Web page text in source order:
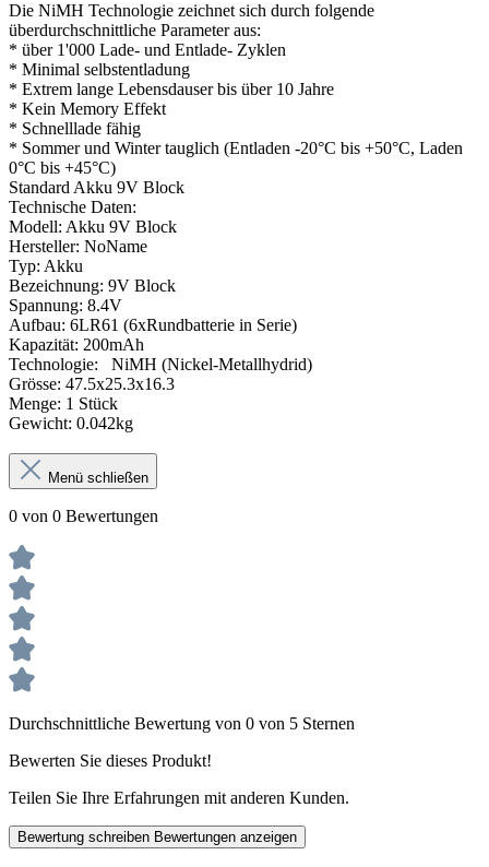
Die NiMH Technologie zeichnet sich durch folgende
überdurchschnittliche Parameter aus:
* über 1'000 Lade- und Entlade- Zyklen
* Minimal selbstentladung
* Extrem lange Lebensdauser bis über 10 Jahre
* Kein Memory Effekt
* Schnelllade fähig
* Sommer und Winter tauglich (Entladen -20°C bis +50°C, Laden
0°C bis +45°C)
Standard Akku 9V Block
Technische Daten:
Modell: Akku 9V Block
Hersteller: NoName
Typ: Akku
Bezeichnung: 9V Block
Spannung: 8.4V
Aufbau: 6LR61 (6xRundbatterie in Serie)
Kapazität: 200mAh
Technologie: NiMH (Nickel-Metallhydrid)
Grösse: 47.5x25.3x16.3
Menge: 1 Stück
Gewicht: 0.042kg
Menü schließen
0 von 0 Bewertungen
Durchschnittliche Bewertung von 0 von 5 Sternen
Bewerten Sie dieses Produkt!
Teilen Sie Ihre Erfahrungen mit anderen Kunden.
Bewertung schreiben Bewertungen anzeigen